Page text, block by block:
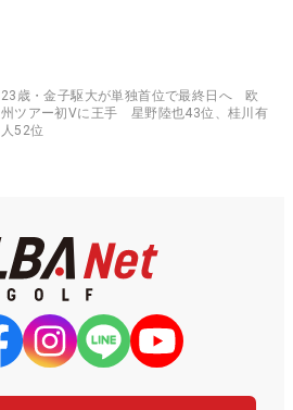
23歳・金子駆大が単独首位で最終日へ 欧
州ツアー初Vに王手 星野陸也43位、桂川有
人52位